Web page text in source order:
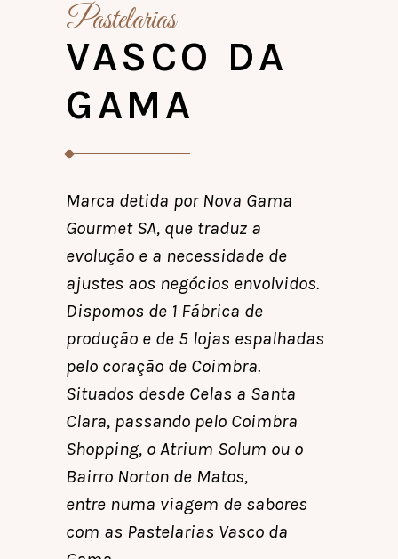
Pastelarias
VASCO DA
GAMA
Marca detida por Nova Gama
Gourmet SA, que traduz a
evolução e a necessidade de
ajustes aos negócios envolvidos.
Dispomos de 1 Fábrica de
produção e de 5 lojas espalhadas
pelo coração de Coimbra.
Situados desde Celas a Santa
Clara, passando pelo Coimbra
Shopping, o Atrium Solum ou o
Bairro Norton de Matos,
entre numa viagem de sabores
com as Pastelarias Vasco da